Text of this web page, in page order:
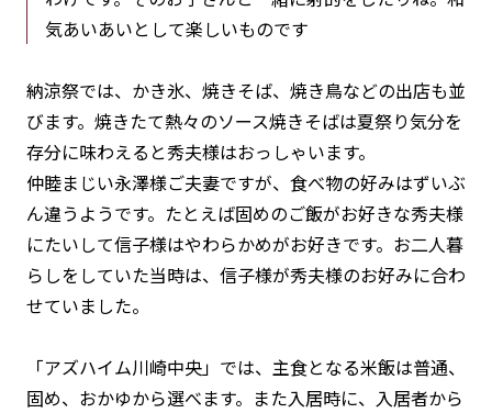
気あいあいとして楽しいものです
納涼祭では、かき氷、焼きそば、焼き鳥などの出店も並
びます。焼きたて熱々のソース焼きそばは夏祭り気分を
存分に味わえると秀夫様はおっしゃいます。
仲睦まじい永澤様ご夫妻ですが、食べ物の好みはずいぶ
ん違うようです。たとえば固めのご飯がお好きな秀夫様
にたいして信子様はやわらかめがお好きです。お二人暮
らしをしていた当時は、信子様が秀夫様のお好みに合わ
せていました。
「アズハイム川崎中央」では、主食となる米飯は普通、
固め、おかゆから選べます。また入居時に、入居者から